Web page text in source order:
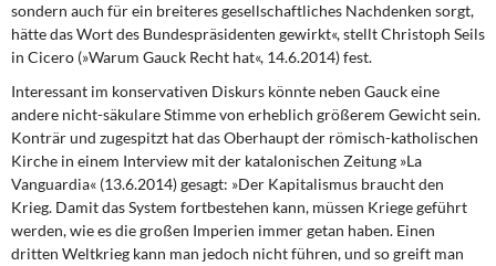
sondern auch für ein breiteres gesellschaftliches Nachdenken sorgt,
hätte das Wort des Bundespräsidenten gewirkt«, stellt Christoph Seils
in Cicero (»Warum Gauck Recht hat«, 14.6.2014) fest.
Interessant im konservativen Diskurs könnte neben Gauck eine
andere nicht-säkulare Stimme von erheblich größerem Gewicht sein.
Konträr und zugespitzt hat das Oberhaupt der römisch-katholischen
Kirche in einem Interview mit der katalonischen Zeitung »La
Vanguardia« (13.6.2014) gesagt: »Der Kapitalismus braucht den
Krieg. Damit das System fortbestehen kann, müssen Kriege geführt
werden, wie es die großen Imperien immer getan haben. Einen
dritten Weltkrieg kann man jedoch nicht führen, und so greift man